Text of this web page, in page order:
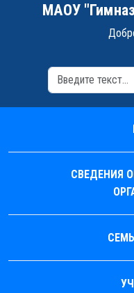
МАОУ
СВЕДЕНИЯ